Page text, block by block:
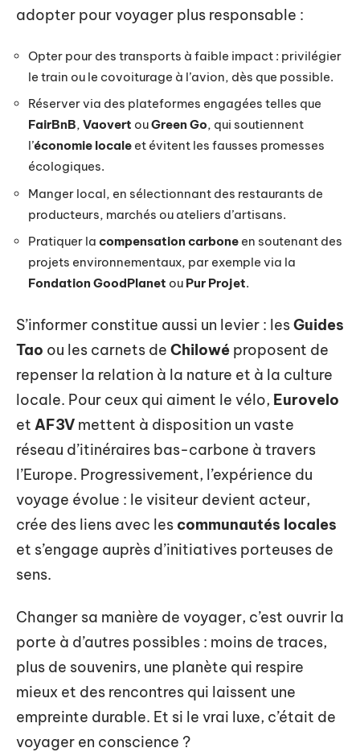
adopter pour voyager plus responsable :
Opter pour des transports à faible impact : privilégier
le train ou le covoiturage à l’avion, dès que possible.
Réserver via des plateformes engagées telles que
FairBnB, Vaovert ouGreen Go, qui soutiennent
l’économie locale et évitent les fausses promesses
écologiques.
Manger local, en sélectionnant des restaurants de
producteurs, marchés ou ateliers d’artisans.
Pratiquer la compensation carbone en soutenant des
projets environnementaux, par exemple via la
Fondation GoodPlanet ou Pur Projet.
S’informer constitue aussi un levier : lesGuides
Tao ou les carnets de Chilowé proposent de
repenser la relation à la nature et à la culture
locale. Pour ceux qui aiment le vélo, Eurovelo
et AF3V mettent à disposition un vaste
réseau d’itinéraires bas-carbone à travers
l’Europe. Progressivement, l’expérience du
voyage évolue : le visiteur devient acteur,
crée des liens avec les communautés locales
et s’engage auprès d’initiatives porteuses de
sens.
Changer sa manière de voyager, c’est ouvrir la
porte à d’autres possibles : moins de traces,
plus de souvenirs, une planète qui respire
mieux et des rencontres qui laissent une
empreinte durable. Et si le vrai luxe, c’était de
voyager en conscience ?